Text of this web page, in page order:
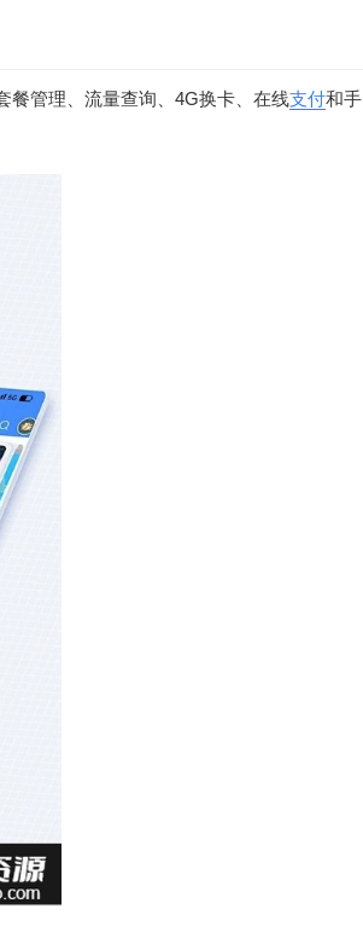
餐管理、流量查询、4G换卡、在线支付和手